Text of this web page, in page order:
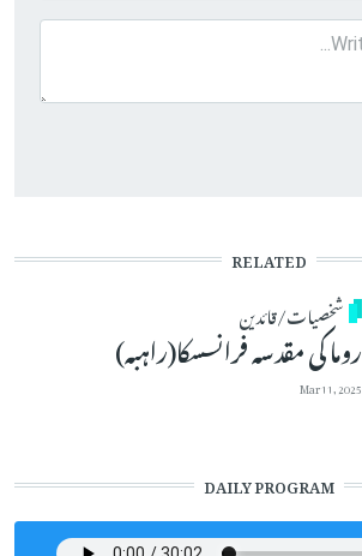
RELATED
شخصیات/قائدین
روما کی مقدسہ فرانسسکا(راہبہ)
Mar 11, 2025
DAILY PROGRAM